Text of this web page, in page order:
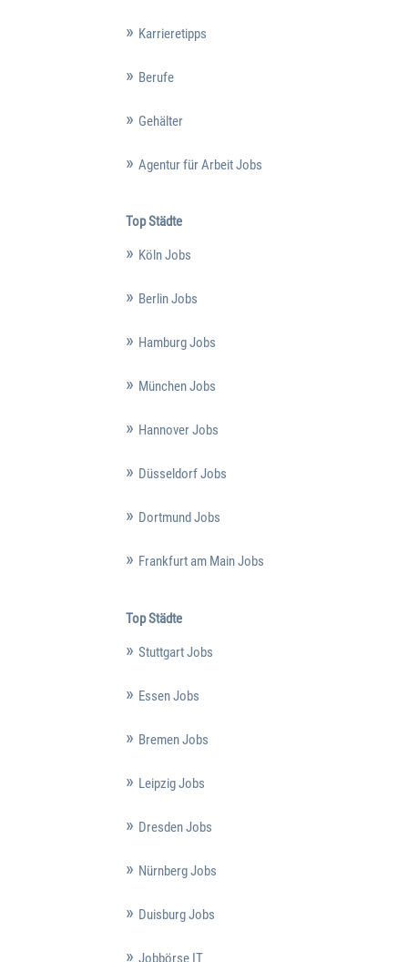
Karrieretipps
Berufe
Gehälter
Agentur für Arbeit Jobs
Top Städte
Köln Jobs
Berlin Jobs
Hamburg Jobs
München Jobs
Hannover Jobs
Düsseldorf Jobs
Dortmund Jobs
Frankfurt am Main Jobs
Top Städte
Stuttgart Jobs
Essen Jobs
Bremen Jobs
Leipzig Jobs
Dresden Jobs
Nürnberg Jobs
Duisburg Jobs
Jobbörse IT